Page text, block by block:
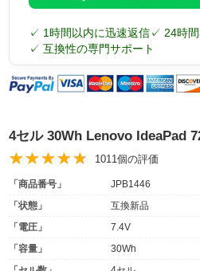
✓ 1時間以内に迅速返信✓ 24時間
✓ 互換性の専門サポート
4セル 30Wh Lenovo IdeaPad
1011個の評価
「商品番号」
JPB1446
「状態」
互換新品
「電圧」
7.4V
「容量」
30Wh